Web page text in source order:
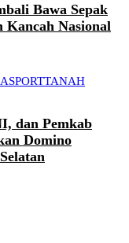
Bawa Sepak
Kancah Nasional
SPORTTANAH
dan Pemkab
Domino